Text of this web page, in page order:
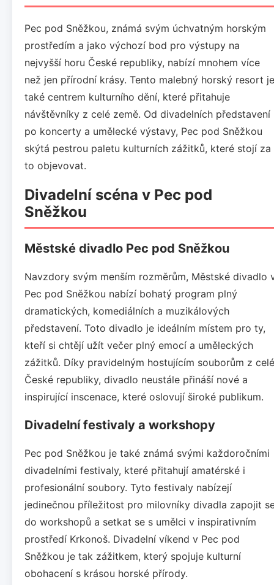
Pec pod Sněžkou, známá svým úchvatným horským
prostředím a jako výchozí bod pro výstupy na
nejvyšší horu České republiky, nabízí mnohem více
než jen přírodní krásy. Tento malebný horský resort je
také centrem kulturního dění, které přitahuje
návštěvníky z celé země. Od divadelních představení
po koncerty a umělecké výstavy, Pec pod Sněžkou
skýtá pestrou paletu kulturních zážitků, které stojí za
to objevovat.
Divadelní scéna v Pec pod
Sněžkou
Městské divadlo Pec pod Sněžkou
Navzdory svým menším rozměrům, Městské divadlo
Pec pod Sněžkou nabízí bohatý program plný
dramatických, komediálních a muzikálových
představení. Toto divadlo je ideálním místem pro ty,
kteří si chtějí užít večer plný emocí a uměleckých
zážitků. Díky pravidelným hostujícím souborům z celé
České republiky, divadlo neustále přináší nové a
inspirující inscenace, které oslovují široké publikum.
Divadelní festivaly a workshopy
Pec pod Sněžkou je také známá svými každoročními
divadelními festivaly, které přitahují amatérské i
profesionální soubory. Tyto festivaly nabízejí
jedinečnou příležitost pro milovníky divadla zapojit
do workshopů a setkat se s umělci v inspirativním
prostředí Krkonoš. Divadelní víkend v Pec pod
Sněžkou je tak zážitkem, který spojuje kulturní
obohacení s krásou horské přírody.